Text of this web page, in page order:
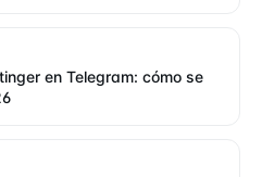
en Telegram: cómo se